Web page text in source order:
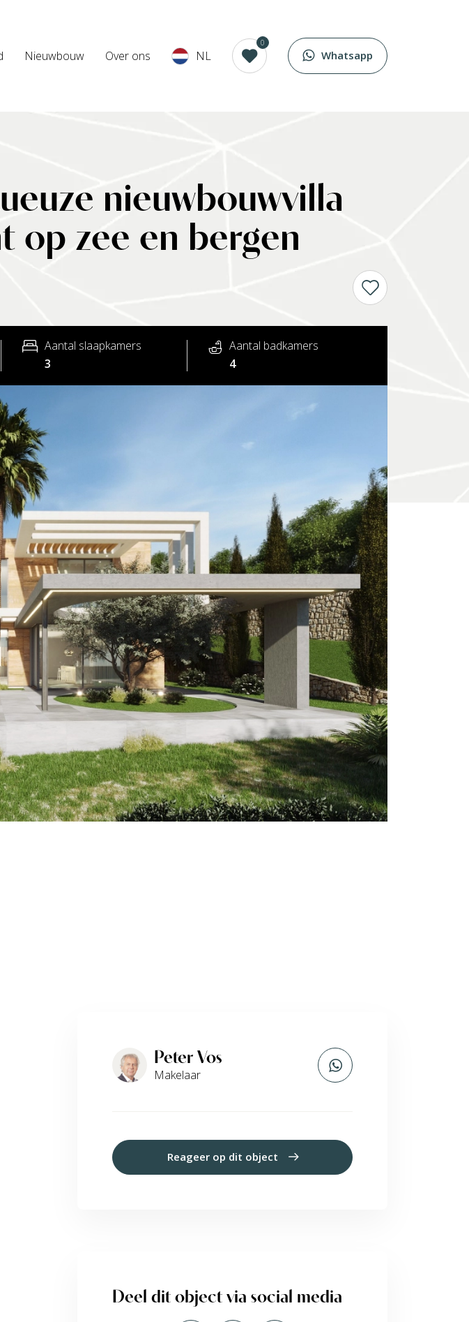
Nieuwbouw Over ons NL
0
Whatsapp
nieuwbouwvilla
op zee en bergen
Aantal slaapkamers
3
Aantal badkamers
4
Peter Vos
Makelaar
Reageer op dit object
Deel dit object via social media